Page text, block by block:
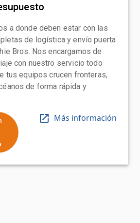
a donde deben estar con las
de logística y envío puerta
Bros. Nos encargamos de
con nuestro servicio todo
tus equipos crucen fronteras,
de forma rápida y
Más información